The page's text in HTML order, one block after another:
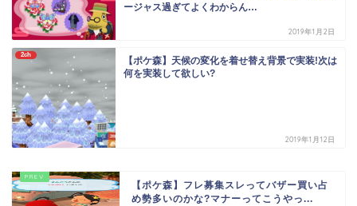
ージャス過ぎてよくわからん…
2019年1月2日
2ch
【ポケ森】天候の変化を着せ替え背景で実装!次は
何を実装して欲しい?
2019年1月12日
【ポケ森】フレ募集スレってバザー買い占
め勢多いのかな?マナーってこうやっ...